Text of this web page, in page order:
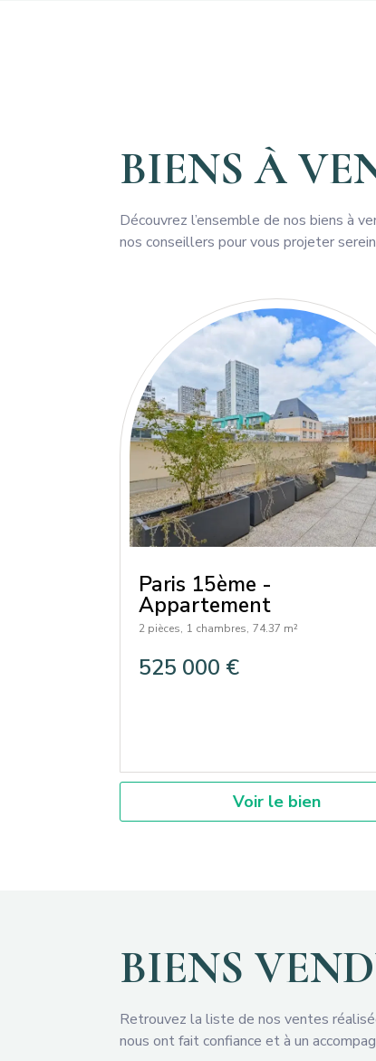
BIENS À
Découvrez l’ensemble de nos biens à
nos conseillers pour vous projeter
Paris 15ème -
Appartement
2 pièces, 1 chambres, 74.37 m²
525 000 €
Voir le bien
BIENS
Retrouvez la liste de nos ventes
nous ont fait confiance et à un